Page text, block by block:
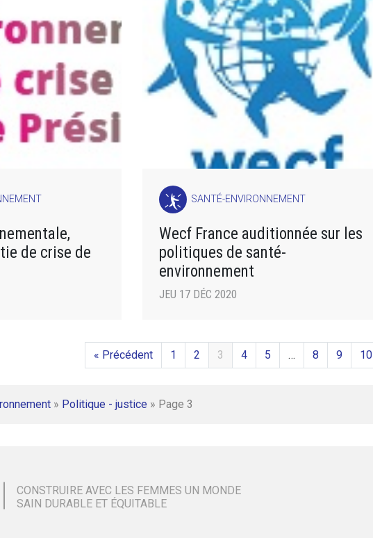
de crise de
SANTÉ-ENVIRONNEMENT
Wecf France auditionnée sur les
politiques de santé-
environnement
JEU 17 DÉC 2020
« Précédent 1 2 3 4 5 … 8 9 10
» Politique - justice » Page 3
CONSTRUIRE AVEC LES FEMMES UN MONDE
SAIN DURABLE ET ÉQUITABLE